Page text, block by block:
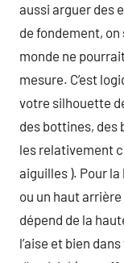
aussi arguer des
de fondement,
monde ne
mesure. C’est
votre silhouette
des bottines, des
les relativement
aiguilles ). Pour
ou un haut
dépend de la
l’aise et bien